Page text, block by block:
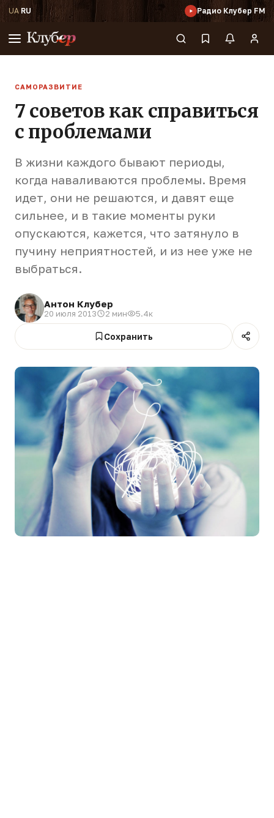
UA·RU Радио Клубер FM
САМОРАЗВИТИЕ
7 советов как справиться
с проблемами
В жизни каждого бывают периоды,
когда наваливаются проблемы. Время
идет, они не решаются, и давят еще
сильнее, и в такие моменты руки
опускаются, кажется, что затянуло в
пучину неприятностей, и из нее уже не
выбраться.
Антон Клубер
20 июля 2013 2 мин 5.4к
Сохранить